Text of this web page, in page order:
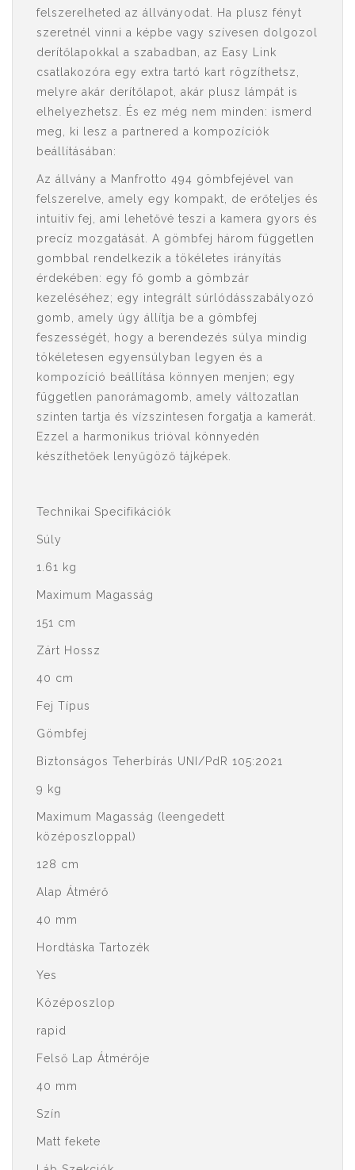
felszerelheted az állványodat. Ha plusz fényt
szeretnél vinni a képbe vagy szívesen dolgozol
derítőlapokkal a szabadban, az Easy Link
csatlakozóra egy extra tartó kart rögzíthetsz,
melyre akár derítőlapot, akár plusz lámpát is
elhelyezhetsz. És ez még nem minden: ismerd
meg, ki lesz a partnered a kompozíciók
beállításában:
Az állvány a Manfrotto 494 gömbfejével van
felszerelve, amely egy kompakt, de erőteljes és
intuitív fej, ami lehetővé teszi a kamera gyors és
precíz mozgatását. A gömbfej három független
gombbal rendelkezik a tökéletes irányítás
érdekében: egy fő gomb a gömbzár
kezeléséhez; egy integrált súrlódásszabályozó
gomb, amely úgy állítja be a gömbfej
feszességét, hogy a berendezés súlya mindig
tökéletesen egyensúlyban legyen és a
kompozíció beállítása könnyen menjen; egy
független panorámagomb, amely változatlan
szinten tartja és vízszintesen forgatja a kamerát.
Ezzel a harmonikus trióval könnyedén
készíthetőek lenyűgöző tájképek.
Technikai Specifikációk
Súly
1.61 kg
Maximum Magasság
151 cm
Zárt Hossz
40 cm
Fej Típus
Gömbfej
Biztonságos Teherbírás UNI/PdR 105:2021
9 kg
Maximum Magasság (leengedett
középoszloppal)
128 cm
Alap Átmérő
40 mm
Hordtáska Tartozék
Yes
Középoszlop
rapid
Felső Lap Átmérője
40 mm
Szín
Matt fekete